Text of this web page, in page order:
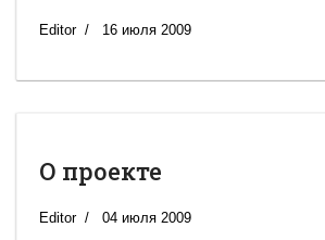
Editor 16 июля 2009
О проекте
Editor 04 июля 2009